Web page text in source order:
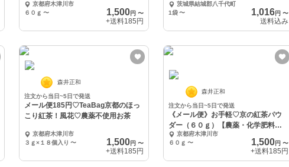
除草剤不使用】
京都府木津川市
６０ｇ 〜 1,500円〜
+送料185円
茨城県結城郡八千代町
1袋 〜 1,016円〜
送料込み
森井正和
注文から当日~5日で発送
メール便185円♡TeaBag京都のほっ
こり紅茶！風花♡農薬不使用お茶
京都府木津川市
３ｇ×１８個入り 〜 1,500円〜
+送料185円
森井正和
注文から当日~5日で発送
《メール便》お手軽♡京の紅茶パウ
ダー（６０ｇ）【農薬・化学肥料・
除草剤不使用】
京都府木津川市
６０ｇ 〜 1,500円〜
+送料185円